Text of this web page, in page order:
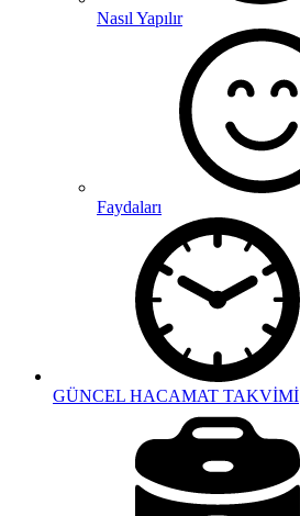
Nasıl Yapılır
Faydaları
GÜNCEL HACAMAT TAKVİMİ